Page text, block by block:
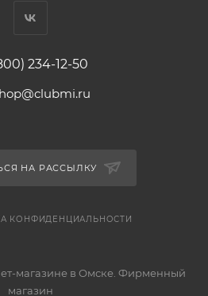
234-12-50
НА РАССЫЛКУ
КОНФИДЕНЦИАЛЬНОСТИ
магазине в Омске. Фирменный
магазин